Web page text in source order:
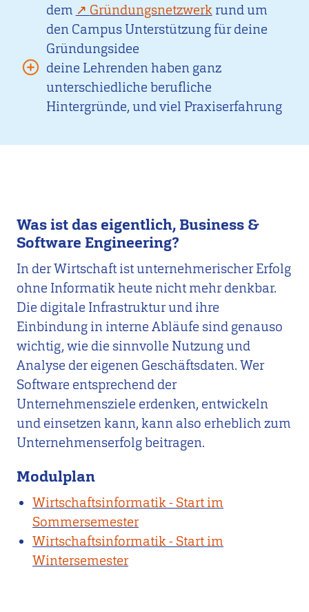
dem
Gründungsnetzwerkrund um
den Campus Unterstützung für deine
Gründungsidee
deine Lehrenden haben ganz
unterschiedliche berufliche
Hintergründe, und viel Praxiserfahrung
Was ist das eigentlich, Business &
Software Engineering?
In der Wirtschaft ist unternehmerischer Erfolg
ohne Informatik heute nicht mehr denkbar.
Die digitale Infrastruktur und ihre
Einbindung in interne Abläufe sind genauso
wichtig, wie die sinnvolle Nutzung und
Analyse der eigenen Geschäftsdaten. Wer
Software entsprechend der
Unternehmensziele erdenken, entwickeln
und einsetzen kann, kann also erheblich zum
Unternehmenserfolg beitragen.
Modulplan
Wirtschaftsinformatik - Start im
Sommersemester
Wirtschaftsinformatik - Start im
Wintersemester